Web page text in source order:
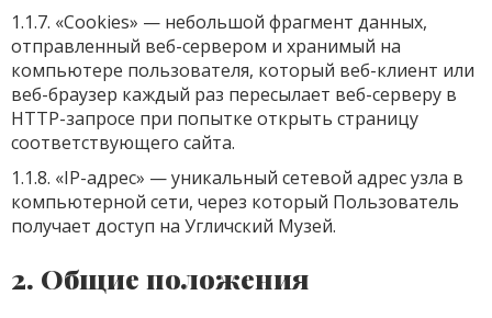
1.1.7. «Cookies» — небольшой фрагмент данных,
отправленный веб-сервером и хранимый на
компьютере пользователя, который веб-клиент или
веб-браузер каждый раз пересылает веб-серверу в
HTTP-запросе при попытке открыть страницу
соответствующего сайта.
1.1.8. «IP-адрес» — уникальный сетевой адрес узла в
компьютерной сети, через который Пользователь
получает доступ на Угличский Музей.
2. Общие положения